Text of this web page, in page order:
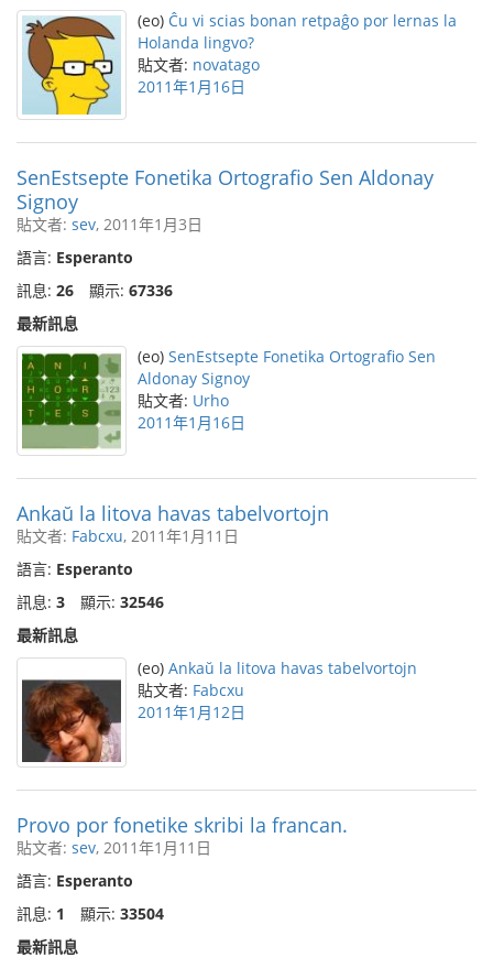
(eo) Ĉu vi scias bonan retpaĝo por lernas la
Holanda lingvo?
貼文者: novatago
2011年1月16日
SenEstsepte Fonetika Ortografio Sen Aldonay
Signoy
貼文者: sev, 2011年1月3日
語言: Esperanto
訊息: 26 顯示: 67336
最新訊息
(eo) SenEstsepte Fonetika Ortografio Sen
Aldonay Signoy
貼文者: Urho
2011年1月16日
Ankaŭ la litova havas tabelvortojn
貼文者: Fabcxu, 2011年1月11日
語言: Esperanto
訊息: 3 顯示: 32546
最新訊息
(eo) Ankaŭ la litova havas tabelvortojn
貼文者: Fabcxu
2011年1月12日
Provo por fonetike skribi la francan.
貼文者: sev, 2011年1月11日
語言: Esperanto
訊息: 1 顯示: 33504
最新訊息